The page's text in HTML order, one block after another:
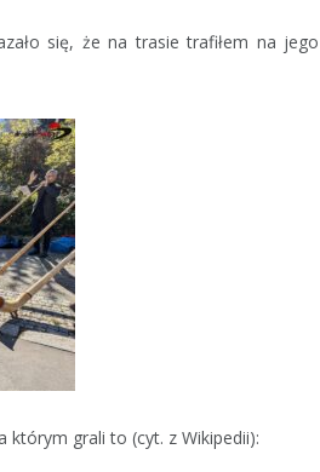
się, że na trasie trafiłem na jego
którym grali to (cyt. z Wikipedii):